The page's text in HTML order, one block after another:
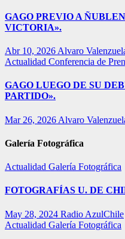
GAGO PREVIO A
VICTORIA».
Abr 10, 2026 Alvaro
Actualidad Conferencia de
GAGO LUEGO DE SU
PARTIDO».
Mar 26, 2026 Alvaro
Galería Fotográfica
Actualidad Galería Fotográfica
FOTOGRAFÍAS U. DE
May 28, 2024 Radio AzulChile
Actualidad Galería Fotográfica